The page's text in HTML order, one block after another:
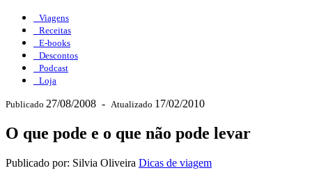
Viagens
Receitas
E-books
Descontos
Podcast
Loja
Publicado 27/08/2008 - Atualizado 17/02/2010
O que pode e o que não pode levar
Publicado por: Silvia Oliveira Dicas de viagem